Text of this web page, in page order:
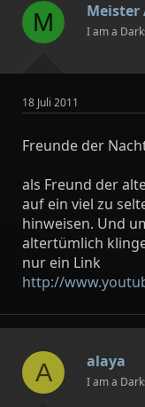
l
l M Meister
I am a
18 Juli 2011
Freunde der
als Freund der
auf ein viel zu
hinweisen. Und
altertümlich
nur ein Link
http://
A alaya
I am a